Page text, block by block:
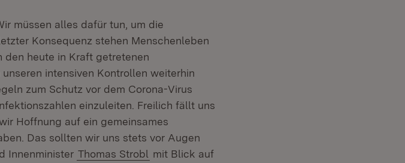
müssen alles dafür tun, um die
Konsequenz stehen Menschenleben
den heute in Kraft getretenen
intensiven Kontrollen weiterhin
zum Schutz vor dem Corona-Virus
einzuleiten. Freilich fällt uns
Hoffnung auf ein gemeinsames
Das sollten wir uns stets vor Augen
Innenminister Thomas Strobl mit Blick auf